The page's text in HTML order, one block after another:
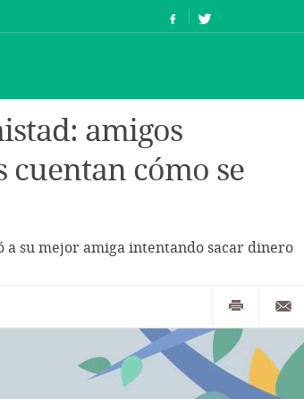
amigos
cuentan cómo se
a su mejor amiga intentando sacar dinero